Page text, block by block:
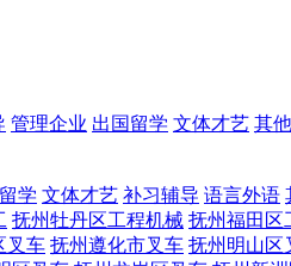
管理企业 出国留学 文体才艺 其
学 文体才艺 补习辅导 语言外语
抚州牡丹区工程机械 抚州福田区
叉车 抚州遵化市叉车 抚州明山区